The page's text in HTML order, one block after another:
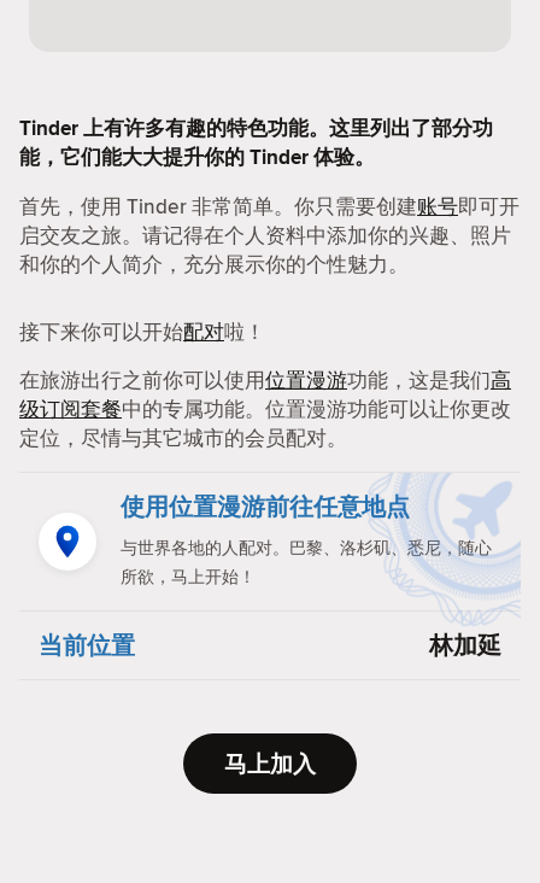
Tinder 上有许多有趣的特色功能。这里列出了部分功
能，它们能大大提升你的 Tinder 体验。
首先，使用 Tinder 非常简单。你只需要创建账号即可开
启交友之旅。请记得在个人资料中添加你的兴趣、照片
和你的个人简介，充分展示你的个性魅力。
接下来你可以开始配对啦！
在旅游出行之前你可以使用位置漫游功能，这是我们高
级订阅套餐中的专属功能。位置漫游功能可以让你更改
定位，尽情与其它城市的会员配对。
使用位置漫游前往任意地点
与世界各地的人配对。巴黎、洛杉矶、悉尼，随心
所欲，马上开始！
当前位置 林加延
马上加入